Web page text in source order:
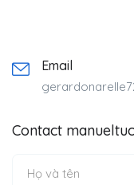
Email
Contact